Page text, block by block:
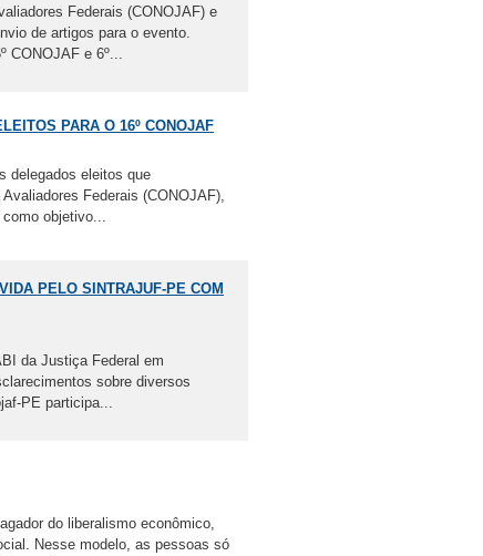
Federais (CONOJAF) e
de artigos para o evento.
CONOJAF e 6º...
PARA O 16º CONOJAF
delegados eleitos que
Federais (CONOJAF),
objetivo...
PELO SINTRAJUF-PE COM
da Justiça Federal em
sobre diversos
PE participa...
do liberalismo econômico,
Nesse modelo, as pessoas só